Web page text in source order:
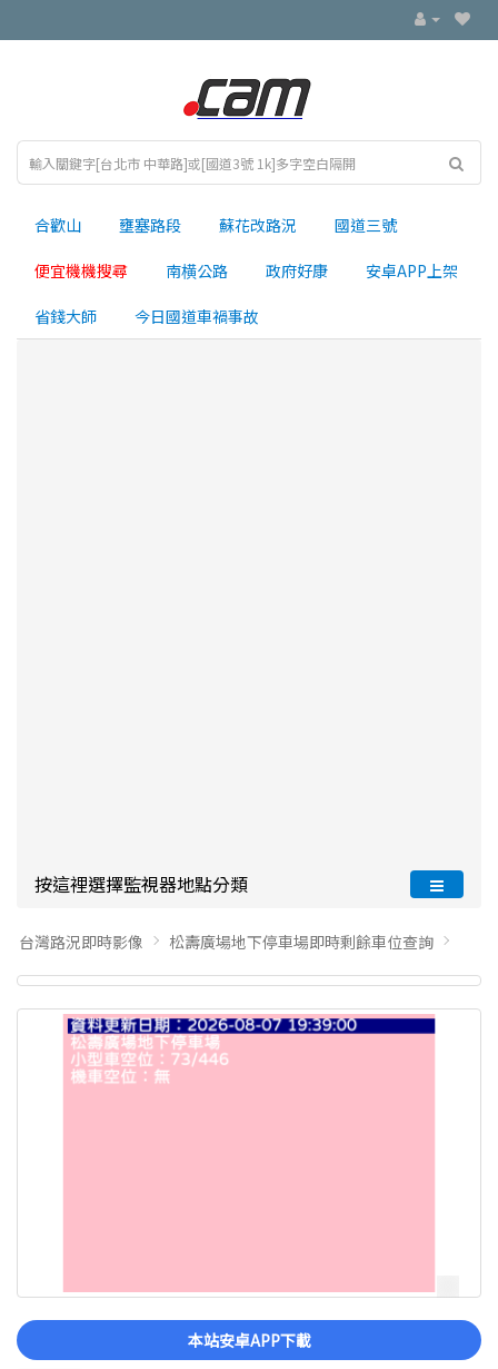
合歡山 壅塞路段 蘇花改路況 國道三號
便宜機機搜尋 南横公路 政府好康 安卓APP上架
省錢大師 今日國道車禍事故
按這裡選擇監視器地點分類
台灣路況即時影像 松壽廣場地下停車場即時剩餘車位查詢
本站安卓APP下載